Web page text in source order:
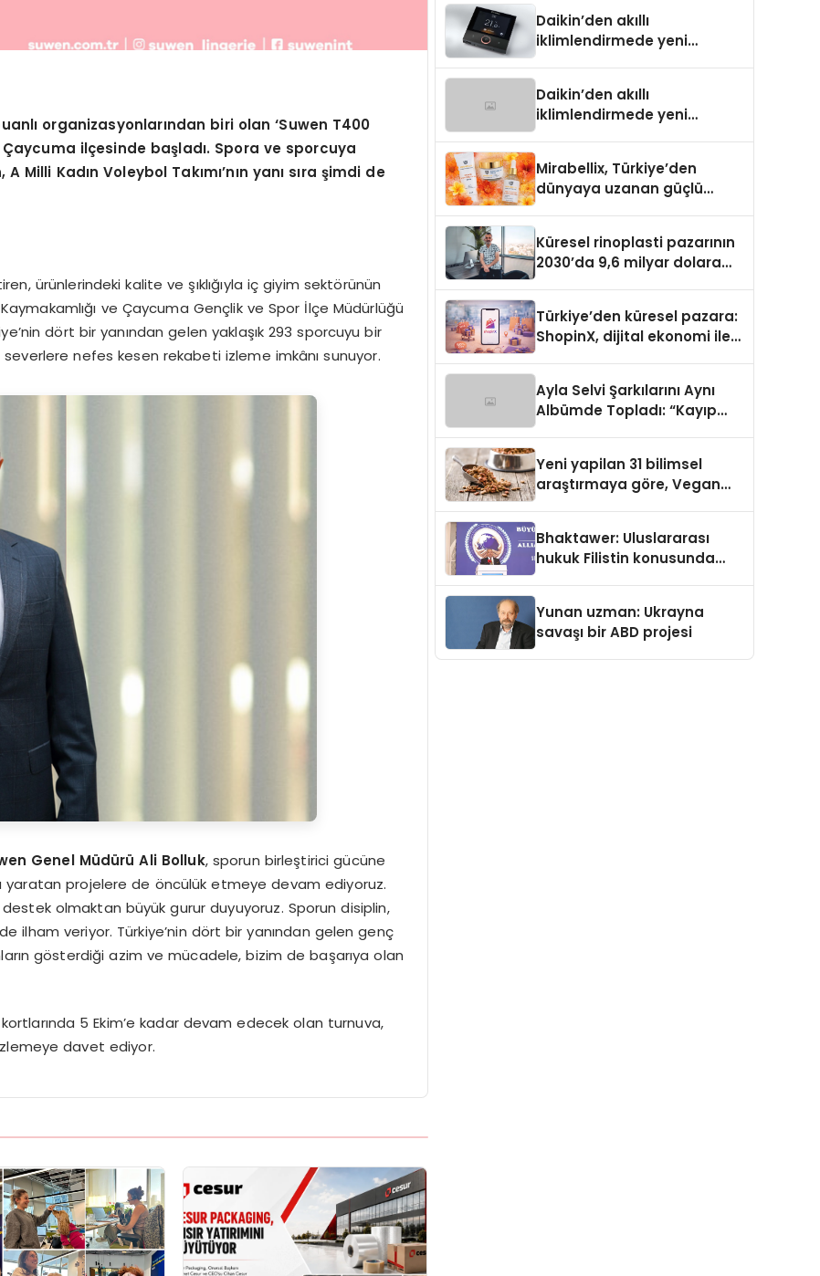
organizasyonlarından biri olan ‘Suwen T400
Çaycuma ilçesinde başladı. Spora ve sporcuya
Kadın Voleybol Takımı’nın yanı sıra şimdi de
ürünlerindeki kalite ve şıklığıyla iç giyim sektörünün
ve Çaycuma Gençlik ve Spor İlçe Müdürlüğü
dört bir yanından gelen yaklaşık 293 sporcuyu bir
nefes kesen rekabeti izleme imkânı sunuyor.
Genel Müdürü Ali Bolluk, sporun birleştirici gücüne
yaratan projelere de öncülük etmeye devam ediyoruz.
olmaktan büyük gurur duyuyoruz. Sporun disiplin,
ilham veriyor. Türkiye’nin dört bir yanından gelen genç
gösterdiği azim ve mücadele, bizim de başarıya olan
5 Ekim’e kadar devam edecek olan turnuva,
davet ediyor.
Daikin’den akıllı
iklimlendirmede yeni
Daikin’den akıllı
iklimlendirmede yeni
Mirabellix, Türkiye’den
dünyaya uzanan güçlü
Küresel rinoplasti pazarının
2030’da 9,6 milyar dolara
Türkiye’den küresel pazara:
ShopinX, dijital ekonomi ile
Ayla Selvi Şarkılarını Aynı
Albümde Topladı: “Kayıp
Yeni yapilan 31 bilimsel
araştırmaya göre, Vegan
Sindirildiğini Ortaya Koydu
Bhaktawer: Uluslararası
hukuk Filistin konusunda
Yunan uzman: Ukrayna
savaşı bir ABD projesi